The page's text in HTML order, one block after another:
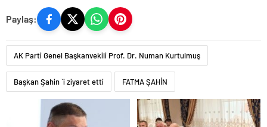
Paylaş:
AK Parti Genel Başkanvekili Prof. Dr. Numan Kurtulmuş
Başkan Şahin `i ziyaret etti FATMA ŞAHİN